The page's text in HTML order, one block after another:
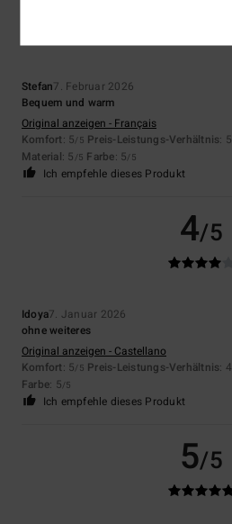
Stefan7. Februar 2026
Bequem und warm
Original anzeigen - Français
Komfort: 5/5 Preis-Leistungs-Verhältnis: 5
Material: 5 /5 Farbe: 5/5
Ich empfehle dieses Produkt
4/5
Idoya7. Januar 2026
ohne weiteres
Original anzeigen - Castellano
Komfort: 5/5 Preis-Leistungs-Verhältnis: 4
Farbe: 5/5
Ich empfehle dieses Produkt
5/5